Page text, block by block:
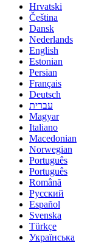
Hrvatski
Čeština
Dansk
Nederlands
English
Estonian
Persian
Français
Deutsch
עברית
Magyar
Italiano
Macedonian
Norwegian
Português
Português
Română
Русский
Español
Svenska
Türkçe
Українська